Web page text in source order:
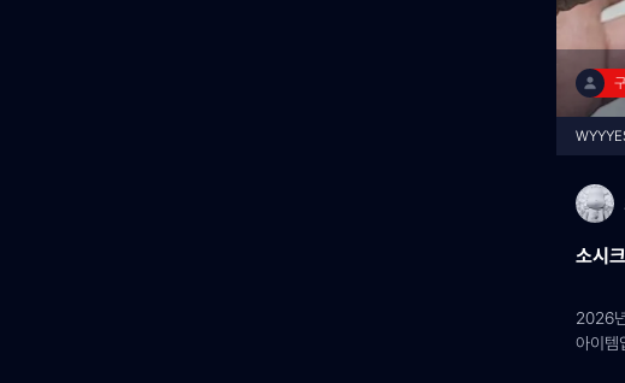
소시크
2026
아이템